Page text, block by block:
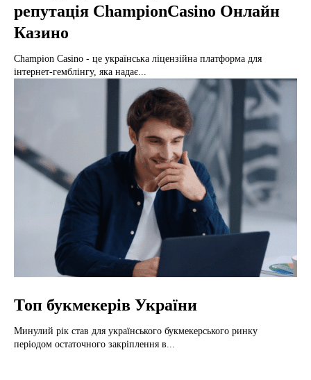
репутація ChampionCasino Онлайн
Казино
Champion Casino - це українська ліцензійна платформа для
інтернет-гемблінгу, яка надає...
Топ букмекерів України
Минулий рік став для українського букмекерського ринку
періодом остаточного закріплення в...